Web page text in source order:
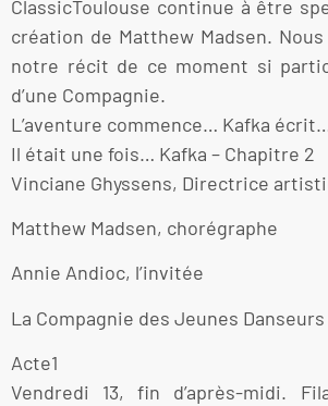
ClassicToulouse continue à être
création de Matthew Madsen.
notre récit de ce moment si
d’une Compagnie.
L’aventure commence… Kafka
Il était une fois… Kafka – Chapitre 2
Vinciane Ghyssens, Directrice
Matthew Madsen, chorégraphe
Annie Andioc, l’invitée
La Compagnie des Jeunes
Acte1
Vendredi 13, fin d’après-midi.